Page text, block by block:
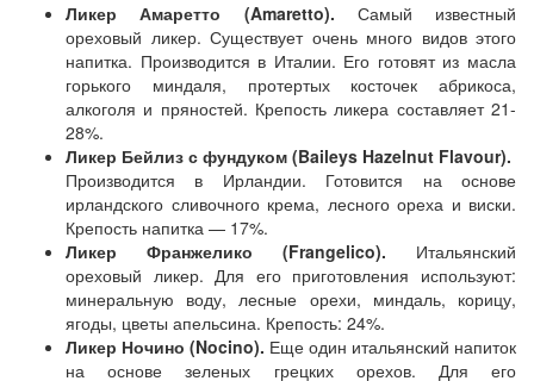
Ликер Амаретто (Amaretto). Самый известный
ореховый ликер. Существует очень много видов этого
напитка. Производится в Италии. Его готовят из масла
горького миндаля, протертых косточек абрикоса,
алкоголя и пряностей. Крепость ликера составляет 21-
28%.
Ликер Бейлиз с фундуком (Baileys Hazelnut Flavour).
Производится в Ирландии. Готовится на основе
ирландского сливочного крема, лесного ореха и виски.
Крепость напитка — 17%.
Ликер Франжелико (Frangelico). Итальянский
ореховый ликер. Для его приготовления используют:
минеральную воду, лесные орехи, миндаль, корицу,
ягоды, цветы апельсина. Крепость: 24%.
Ликер Ночино (Nocino). Еще один итальянский напиток
на основе зеленых грецких орехов. Для его